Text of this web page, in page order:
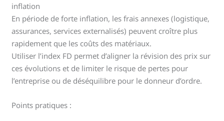
inflation
En période de forte inflation, les frais annexes (logistique,
assurances, services externalisés) peuvent croître plus
rapidement que les coûts des matériaux.
Utiliser l’index FD permet d’aligner la révision des prix sur
ces évolutions et de limiter le risque de pertes pour
l’entreprise ou de déséquilibre pour le donneur d’ordre.
Points pratiques :